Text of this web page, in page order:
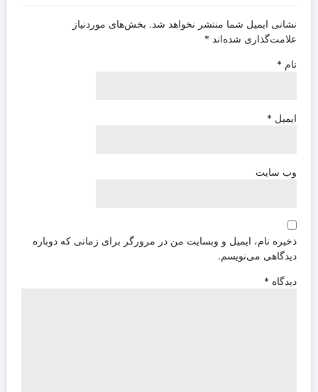
نشانی ایمیل شما منتشر نخواهد شد. بخش‌های موردنیاز
علامت‌گذاری شده‌اند *
نام *
ایمیل *
وب‌ سایت
ذخیره نام، ایمیل و وبسایت من در مرورگر برای زمانی که دوباره
دیدگاهی می‌نویسم.
دیدگاه *